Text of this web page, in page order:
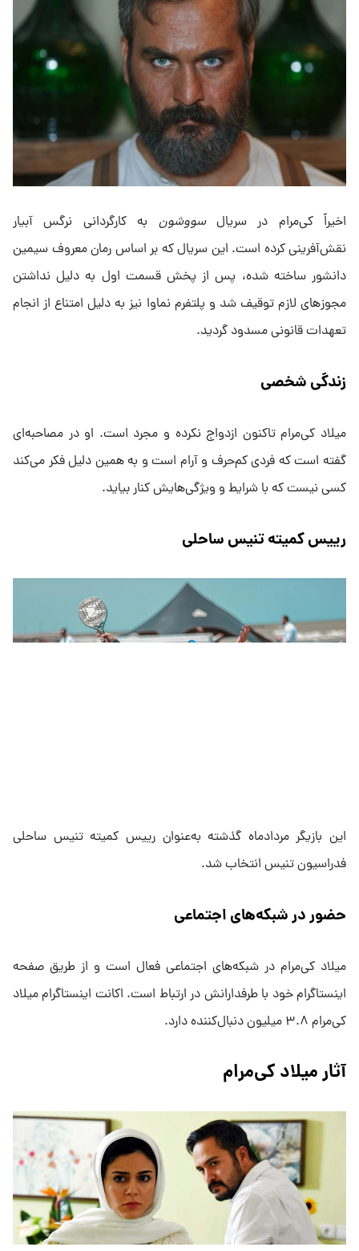
اخیراً کی‌مرام در سریالسووشون به کارگردانی نرگس آبیار
نقش‌آفرینی کرده است. این سریال که بر اساس رمان معروف سیمین
دانشور ساخته شده، پس از پخش قسمت اول به دلیل نداشتن
مجوزهای لازم توقیف شد و پلتفرم نماوا نیز به دلیل امتناع از انجام
تعهدات قانونی مسدود گردید.
زندگی شخصی
میلاد کی‌مرام تاکنون ازدواج نکرده و مجرد است. او در مصاحبه‌ای
گفته است که فردی کم‌حرف و آرام است و به همین دلیل فکر می‌کند
کسی نیست که با شرایط و ویژگی‌هایش کنار بیاید.
رییس کمیته تنیس ساحلی
این بازیگر مرداد‌ماه گذشته به‌عنوان رییس کمیته تنیس ساحلی
فدراسیون تنیس انتخاب شد.
حضور در شبکه‌های اجتماعی
میلاد کی‌مرام در شبکه‌های اجتماعی فعال است و از طریق صفحه
اینستاگرام خود با طرفدارانش در ارتباط است. اکانت اینستاگرام میلاد
کی‌مرام ۳.۸ میلیون دنبال‌کننده دارد.
آثار میلاد کی‌مرام